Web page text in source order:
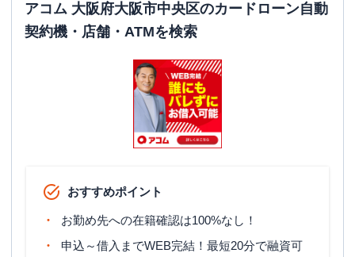
アコム 大阪府大阪市中央区のカードローン自動
契約機・店舗・ATMを検索
おすすめポイント
お勤め先への在籍確認は100%なし！
申込～借入までWEB完結！最短20分で融資可